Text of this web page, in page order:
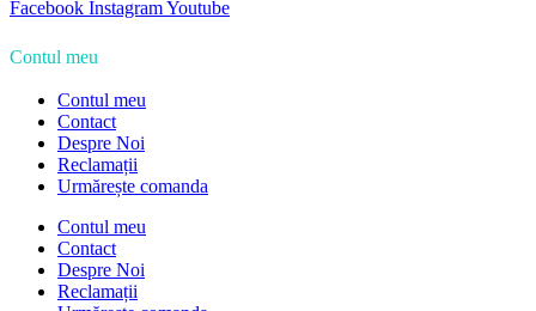
Facebook InstagramYoutube
Contul meu
Contul meu
Contact
Despre Noi
Reclamații
Urmărește comanda
Contul meu
Contact
Despre Noi
Reclamații